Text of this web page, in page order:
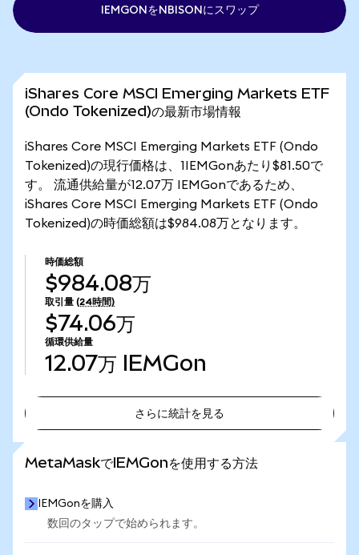
IEMGONをNBISONにスワップ
iShares Core MSCI Emerging Markets ETF
(Ondo Tokenized)の最新市場情報
iShares Core MSCI Emerging Markets ETF (Ondo
Tokenized)の現行価格は、1IEMGonあたり$81.50で
す。 流通供給量が12.07万 IEMGonであるため、
iShares Core MSCI Emerging Markets ETF (Ondo
Tokenized)の時価総額は$984.08万となります。
時価総額
$984.08万
取引量 (24時間)
$74.06万
循環供給量
12.07万 IEMGon
さらに統計を見る
MetaMaskでIEMGonを使用する方法
IEMGonを購入
数回のタップで始められます。